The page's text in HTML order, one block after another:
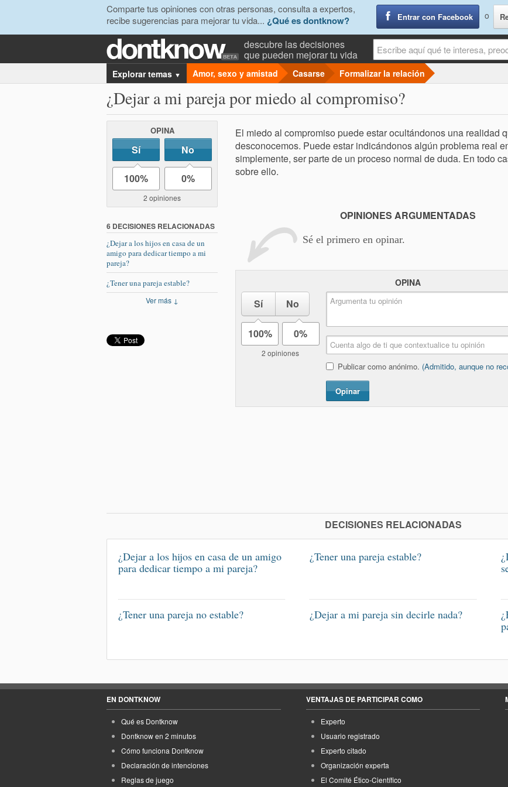
Comparte tus opiniones con otras personas, consulta a expertos,
recibe sugerencias para mejorar tu vida... ¿Qué es dontknow? Entrar con Facebook o
descubre las decisiones
que pueden mejorar tu vida
Explorar temas ▼ Amor, sexo y amistad Casarse Formalizar la relación
¿Dejar a mi pareja por miedo al compromiso?
OPINA
Sí No
100% 0%
2 opiniones
6 DECISIONES RELACIONADAS
¿Dejar a los hijos en casa de un
amigo para dedicar tiempo a mi
pareja?
¿Tener una pareja estable?
Ver más ↓
El miedo al compromiso puede estar ocultándonos una realidad
desconocemos. Puede estar indicándonos algún problema real
simplemente, ser parte de un proceso normal de duda. En todo
sobre ello.
OPINIONES ARGUMENTADAS
Sé el primero en opinar.
OPINA
Sí No
100% 0%
2 opiniones
Publicar como anónimo. (Admitido, aunque no
Opinar
DECISIONES RELACIONADAS
¿Dejar a los hijos en casa de un amigo
para dedicar tiempo a mi pareja?
¿Tener una pareja estable?
¿Tener una pareja no estable? ¿Dejar a mi pareja sin decirle nada?
EN DONTKNOW
Qué es Dontknow
Dontknow en 2 minutos
Cómo funciona Dontknow
Declaración de intenciones
Reglas de juego
VENTAJAS DE PARTICIPAR COMO
Experto
Usuario registrado
Experto citado
Organización experta
El Comité Ético-Científico